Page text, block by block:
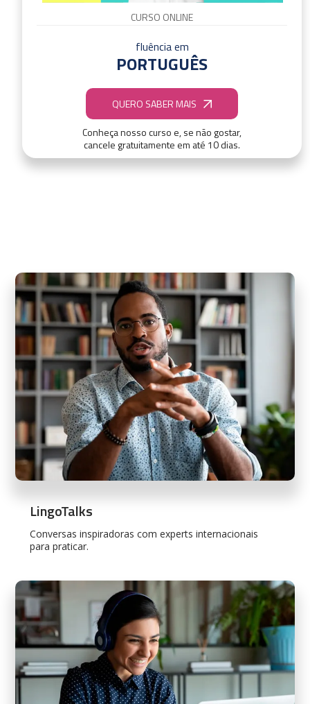
CURSO ONLINE
fluência em
PORTUGUÊS
QUERO SABER MAIS
Conheça nosso curso e, se não gostar,
cancele gratuitamente em até 10 dias.
LingoTalks
Conversas inspiradoras com experts internacionais
para praticar.